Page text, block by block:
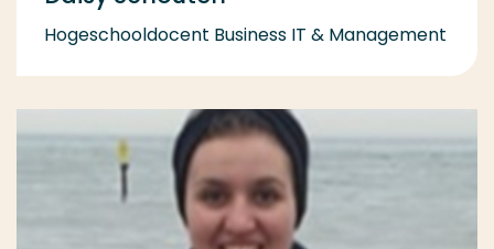
Hogeschooldocent Business IT & Management